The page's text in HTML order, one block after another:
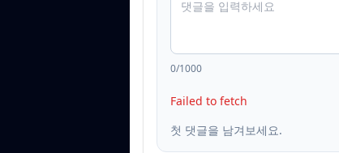
0/1000
Failed to fetch
첫 댓글을 남겨보세요.